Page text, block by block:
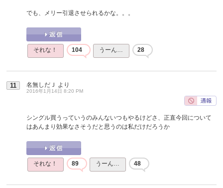
でも、メリー引退させられるかな。。。
それな！ 104 うーん… 28
11 名無しだＪ より
2016年1月14日 8:20 PM
シングル買うっていうのみんないつもやるけどさ、正直今回について
はあんまり効果なさそうだと思うのは私だけだろうか
それな！ 89 うーん… 48